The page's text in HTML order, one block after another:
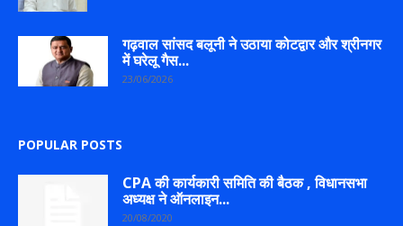
गढ़वाल सांसद बलूनी ने उठाया कोटद्वार और श्रीनगर
में घरेलू गैस...
23/06/2026
POPULAR POSTS
CPA की कार्यकारी समिति की बैठक , विधानसभा
अध्यक्ष ने ऑनलाइन...
20/08/2020